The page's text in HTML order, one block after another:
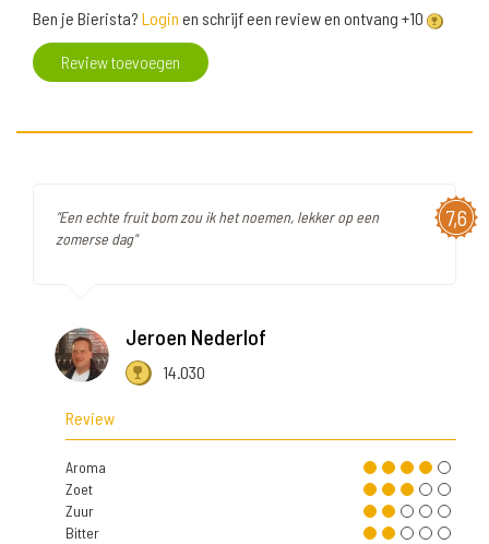
Ben je Bierista? Login en schrijf een review en ontvang +10
Review toevoegen
7,6
"Een echte fruit bom zou ik het noemen, lekker op een
zomerse dag"
Jeroen Nederlof
14.030
Review
Aroma
Zoet
Zuur
Bitter